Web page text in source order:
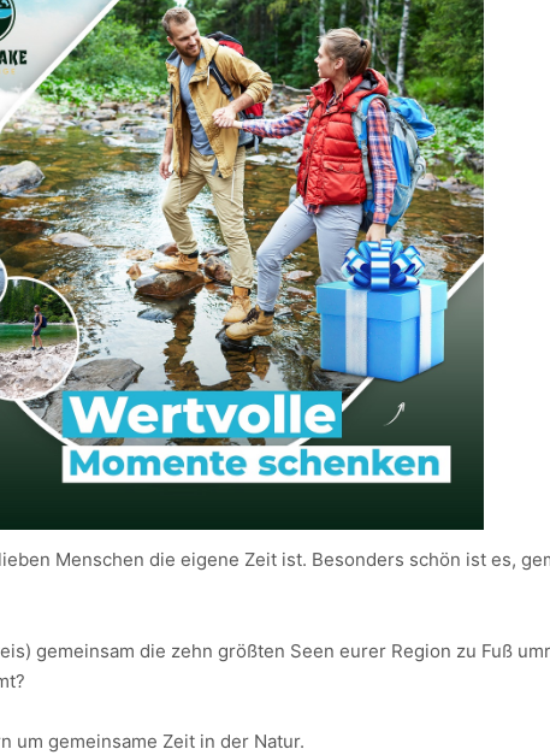
Menschen die eigene Zeit ist. Besonders schön ist es,
gemeinsam die zehn größten Seen eurer Region zu Fuß
um gemeinsame Zeit in der Natur.